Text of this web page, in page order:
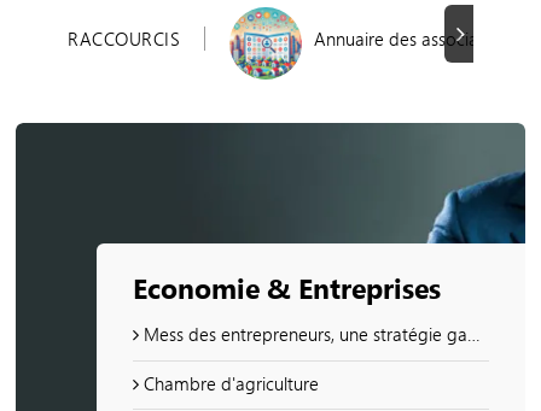
RACCOURCIS Annuaire des associations
Suivant
Economie & Entreprises
Mess des entrepreneurs, une stratégie gagnante
Chambre d'agriculture